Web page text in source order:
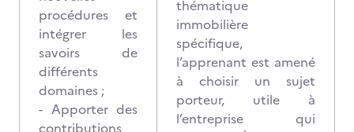
procédures et
intégrer les
savoirs de
différents
domaines ;
- Apporter des
contributions
thématique
immobilière
spécifique,
l’apprenant est amené
à choisir un sujet
porteur, utile à
l’entreprise qui